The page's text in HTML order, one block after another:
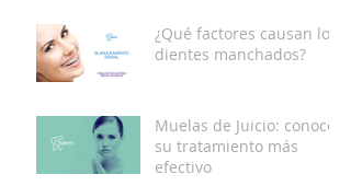
¿Qué factores causan los
dientes manchados?
Muelas de Juicio: conoce
su tratamiento más
efectivo